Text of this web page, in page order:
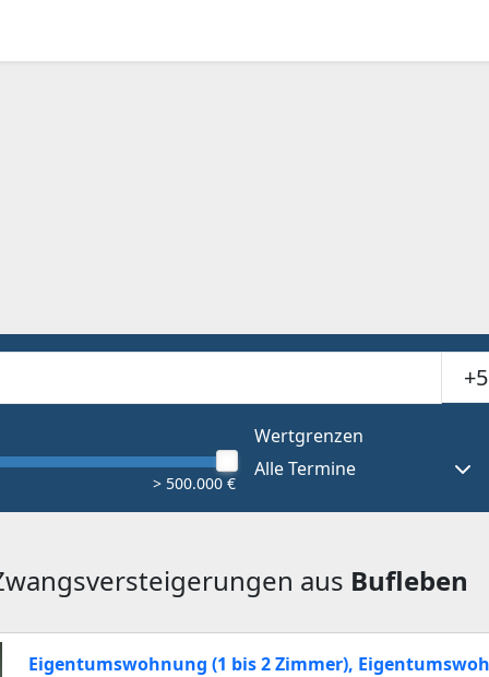
> 500.000 €
Wertgrenzen
Alle Termine
aus Bufleben
Eigentumswohnung (1 bis 2 Zimmer),